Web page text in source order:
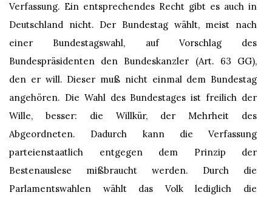
Verfassung. Ein entsprechendes Recht gibt es auch in
Deutschland nicht. Der Bundestag wählt, meist nach
einer Bundestagswahl, auf Vorschlag des
Bundespräsidenten den Bundeskanzler (Art. 63 GG),
den er will. Dieser muß nicht einmal dem Bundestag
angehören. Die Wahl des Bundestages ist freilich der
Wille, besser: die Willkür, der Mehrheit des
Abgeordneten. Dadurch kann die Verfassung
parteienstaatlich entgegen dem Prinzip der
Bestenauslese mißbraucht werden. Durch die
Parlamentswahlen wählt das Volk lediglich die